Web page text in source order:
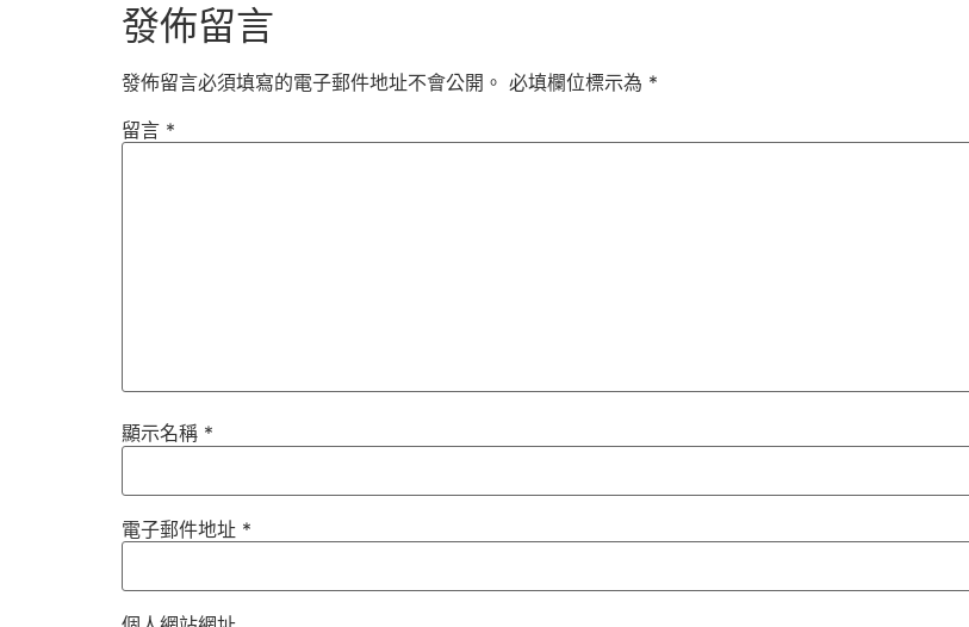
發佈留言
發佈留言必須填寫的電子郵件地址不會公開。 必填欄位標示為 *
留言 *
顯示名稱 *
電子郵件地址 *